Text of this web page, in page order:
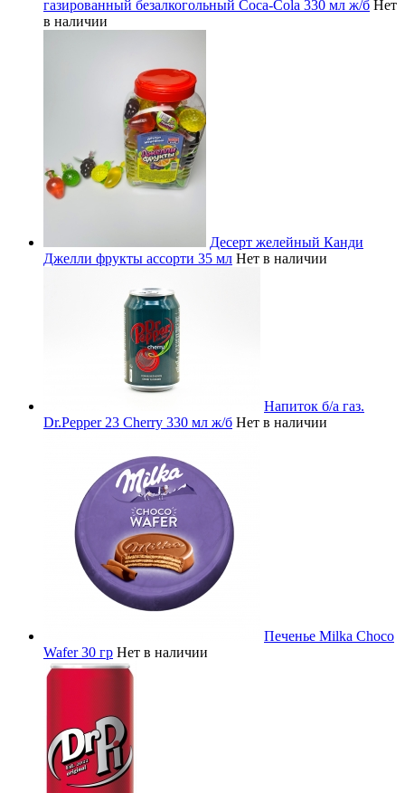
газированный безалкогольный Coca-Cola 330 мл ж/б Нет
в наличии
Десерт желейный Канди
Джелли фрукты ассорти 35 мл Нет в наличии
Напиток б/а газ.
Dr.Pepper 23 Cherry 330 мл ж/б Нет в наличии
Печенье Milka Choco
Wafer 30 гр Нет в наличии